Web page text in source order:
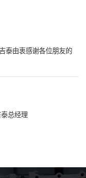
泰由衷感谢各位朋友的
总经理